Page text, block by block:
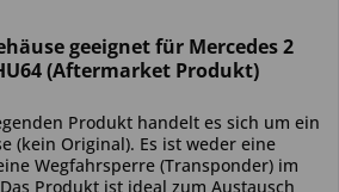
geeignet für Mercedes 2
(Aftermarket Produkt)
Produkt handelt es sich um ein
(kein Original). Es ist weder eine
Wegfahrsperre (Transponder) im
Produkt ist ideal zum Austausch